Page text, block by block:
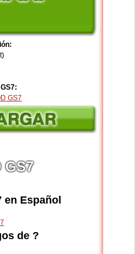
GS7
en Español
de ?